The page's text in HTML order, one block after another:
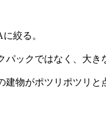
絞る。
ックではなく、大き
物がポツリポツリ